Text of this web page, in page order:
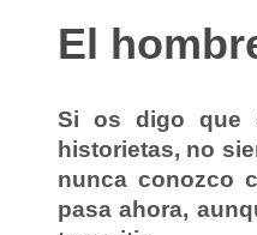
El
Si os digo que
historietas, no
nunca conozco
pasa ahora,